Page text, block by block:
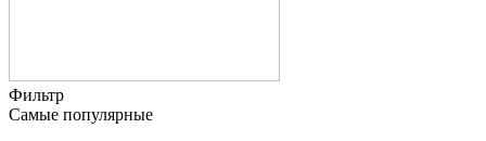
Фильтр
Самые популярные